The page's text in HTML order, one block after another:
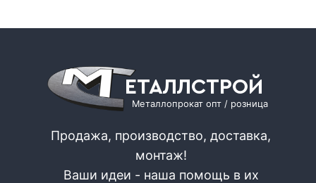
ЕТАЛЛСТРОЙ
Металлопрокат опт / розница
Продажа, производство, доставка,
монтаж!
Ваши идеи - наша помощь в их